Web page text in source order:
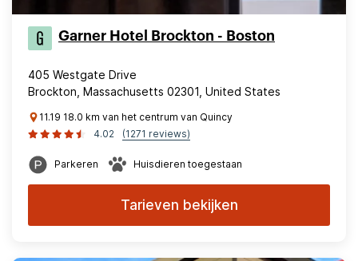
Garner Hotel Brockton - Boston
405 Westgate Drive
Brockton, Massachusetts 02301, United States
11.19 18.0 km van het centrum van Quincy
4.02
(1271 reviews)
Parkeren Huisdieren toegestaan
Tarieven bekijken